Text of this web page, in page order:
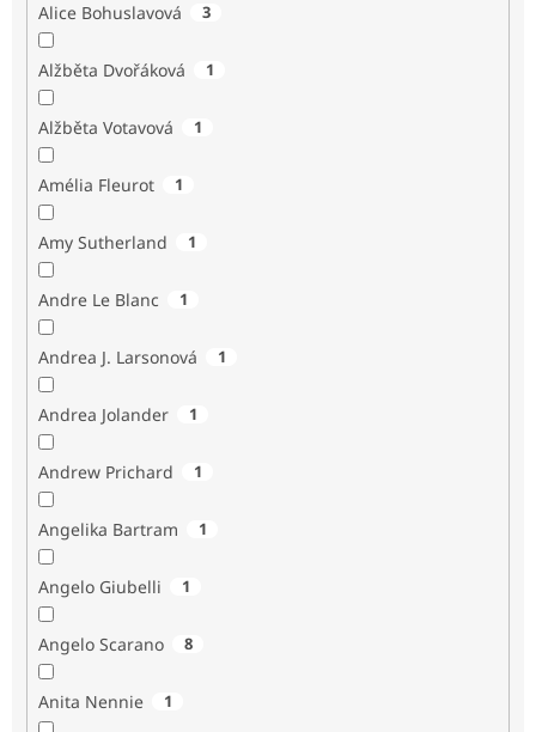
Alice Bohuslavová 3
Alžběta Dvořáková 1
Alžběta Votavová 1
Amélia Fleurot 1
Amy Sutherland 1
Andre Le Blanc 1
Andrea J. Larsonová 1
Andrea Jolander 1
Andrew Prichard 1
Angelika Bartram 1
Angelo Giubelli 1
Angelo Scarano 8
Anita Nennie 1